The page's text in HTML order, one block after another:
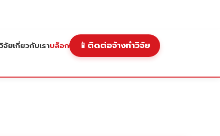
จัยเกี่ยวกับเราบล็อก 📱 ติดต่อจ้างทำวิจัย